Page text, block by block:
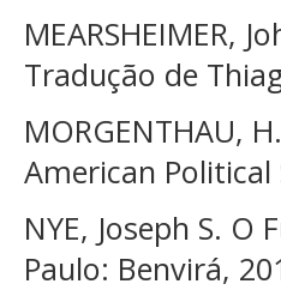
MEARSHEIMER,
Tradução de
MORGENTHAU,
American Political
NYE, Joseph S.
Paulo: Benvirá,